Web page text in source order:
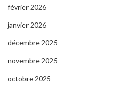
février 2026
janvier 2026
décembre 2025
novembre 2025
octobre 2025